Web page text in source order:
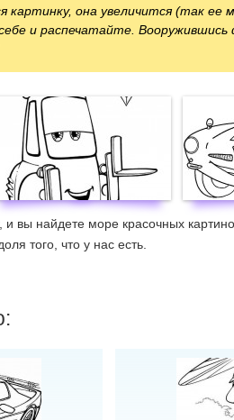
картинку, она увеличится (так ее
и распечатайте.
вы найдете море красочных
того, что у нас есть.